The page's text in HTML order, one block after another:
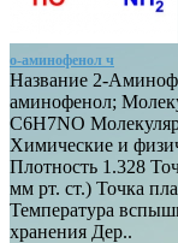
о-аминофенол ч
Название 2-
аминофенол;
C6H7NO
Химические и
Плотность 1.328
мм рт. ст.) Точка
Температура
хранения Дер..